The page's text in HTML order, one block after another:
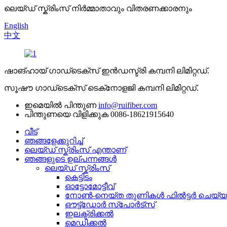
ലെയ്ഡ് സ്ക്രിംസ് നിർമ്മാതാവും വിതരണക്കാരനും
English
中文
ഷാങ്ഹായ് ഗാഡ്ടെക്സ് ഇൻഡസ്ട്രി കമ്പനി ലിമിറ്റഡ്.
സൂഷൗ ഗാഡ്‌ടെക്‌സ് ടെക്‌നോളജി കമ്പനി ലിമിറ്റഡ്.
ഇമെയിൽ പിന്തുണ info@ruifiber.com
പിന്തുണയെ വിളിക്കുക 0086-18621915640
വീട്
ഞങ്ങളേക്കുറിച്ച്
ലെയ്ഡ് സ്ക്രിംസ് എന്താണ്
ഞങ്ങളുടെ ഉല്പന്നങ്ങൾ
ലെയ്ഡ് സ്ക്രിംസ്
കെട്ടിടം
ഓട്ടോമോട്ടീവ്
നോൺ-നെയ്ത തുണികൾ ഫിൽട്ടർ
ഔട്ട്ഡോർ സ്പോർട്സ്
ഇലക്ട്രിക്കൽ
മെഡിക്കൽ